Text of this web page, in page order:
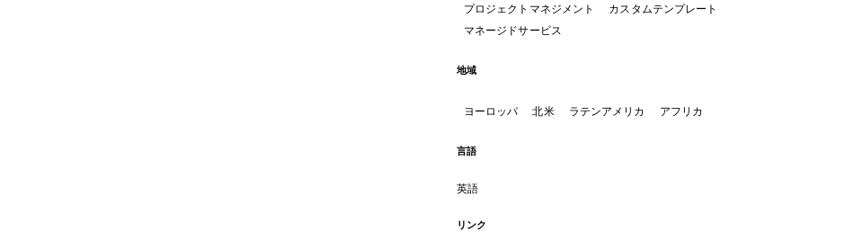
プロジェクトマネジメント
カスタムテンプレート
マネージドサービス
地域
ヨーロッパ 北米 ラテンアメリカ アフリカ
言語
英語
リンク